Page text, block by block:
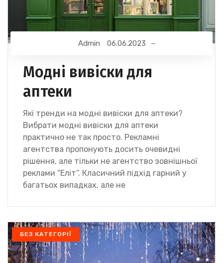
Admin 06.06.2023
Модні вивіски для
аптеки
Які тренди на модні вивіски для аптеки?
Вибрати модні вивіски для аптеки
практично не так просто. Рекламні
агентства пропонують досить очевидні
рішення, але тільки не агентство зовнішньої
реклами “Еліт”. Класичний підхід гарний у
багатьох випадках, але не
БЕЗ КАТЕГОРІЇ